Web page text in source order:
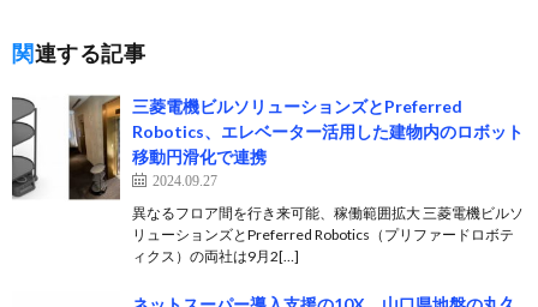
関連する記事
三菱電機ビルソリューションズとPreferred
Robotics、エレベーター活用した建物内のロボット
移動円滑化で連携
2024.09.27
異なるフロア間を行き来可能、稼働範囲拡大 三菱電機ビルソ
リューションズとPreferred Robotics（プリファードロボテ
ィクス）の両社は9月2[…]